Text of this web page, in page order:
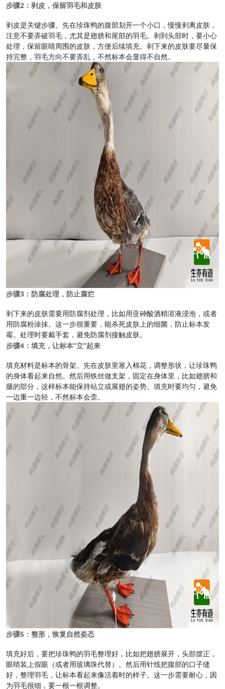
步骤2：剥皮，保留羽毛和皮肤
剥皮是关键步骤。先在珍珠鸭的腹部划开一个小口，慢慢剥离皮肤，
注意不要弄破羽毛，尤其是翅膀和尾部的羽毛。剥到头部时，要小心
处理，保留眼睛周围的皮肤，方便后续填充。剥下来的皮肤要尽量保
持完整，羽毛方向不要弄乱，不然标本会显得不自然。
步骤3：防腐处理，防止腐烂
剥下来的皮肤需要用防腐剂处理，比如用亚砷酸酒精溶液浸泡，或者
用防腐粉涂抹。这一步很重要，能杀死皮肤上的细菌，防止标本发
霉。处理时要戴手套，避免防腐剂接触皮肤。
步骤4：填充，让标本“立”起来
填充材料是标本的骨架。先在皮肤里塞入棉花，调整形状，让珍珠鸭
的身体看起来自然。然后用铁丝做支架，固定在身体里，比如翅膀和
腿的部分，这样标本能保持站立或展翅的姿势。填充时要均匀，避免
一边重一边轻，不然标本会歪。
步骤5：整形，恢复自然姿态
填充好后，要把珍珠鸭的羽毛整理好，比如把翅膀展开，头部摆正，
眼睛装上假眼（或者用玻璃珠代替）。然后用针线把腹部的口子缝
好，整理羽毛，让标本看起来像活着时的样子。这一步需要耐心，因
为羽毛很细，要一根一根调整。